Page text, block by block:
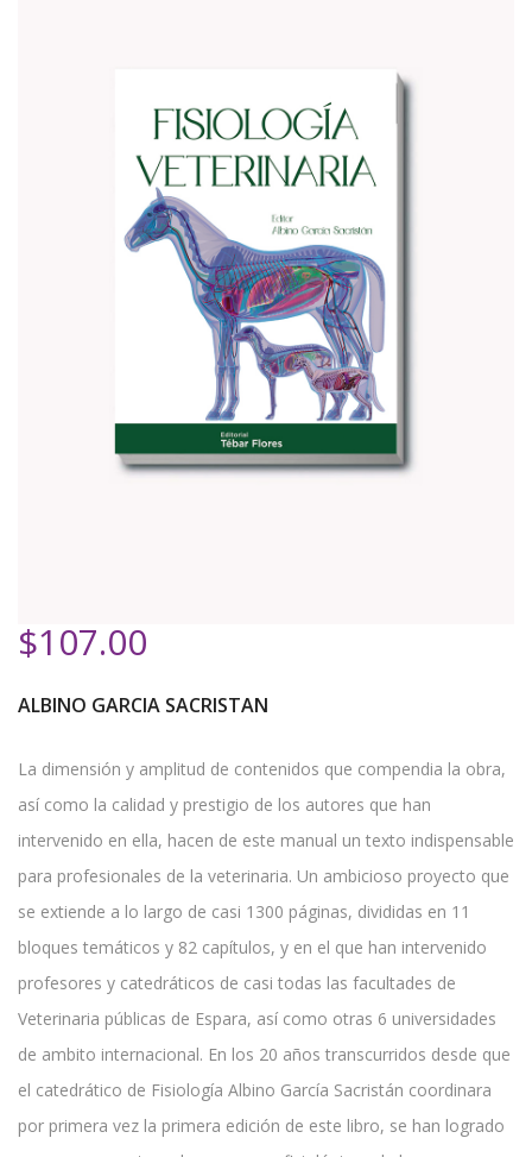
$107.00
ALBINO GARCIA SACRISTAN
La dimensión y amplitud de contenidos que compendia la obra,
así como la calidad y prestigio de los autores que han
intervenido en ella, hacen de este manual un texto indispensable
para profesionales de la veterinaria. Un ambicioso proyecto que
se extiende a lo largo de casi 1300 páginas, divididas en 11
bloques temáticos y 82 capítulos, y en el que han intervenido
profesores y catedráticos de casi todas las facultades de
Veterinaria públicas de Espara, así como otras 6 universidades
de ambito internacional. En los 20 años transcurridos desde que
el catedrático de Fisiología Albino García Sacristán coordinara
por primera vez la primera edición de este libro, se han logrado